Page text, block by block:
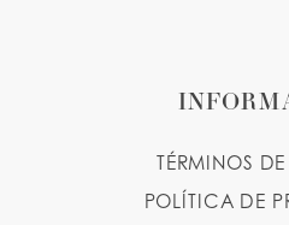
TÉRMINOS
POLÍTICA DE